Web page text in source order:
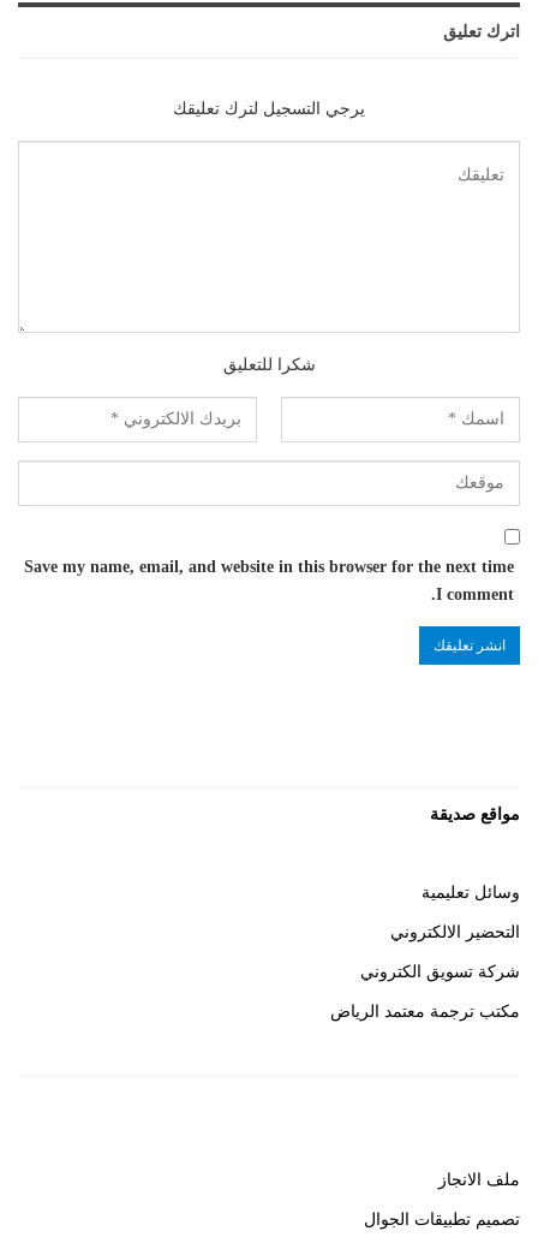
اترك تعليق
يرجي التسجيل لترك تعليقك
شكرا للتعليق
Save my name, email, and website in this browser for the next time
I comment.
مواقع صديقة
وسائل تعليمية
التحضير الالكتروني
شركة تسويق الكتروني
مكتب ترجمة معتمد الرياض
ملف الانجاز
تصميم تطبيقات الجوال